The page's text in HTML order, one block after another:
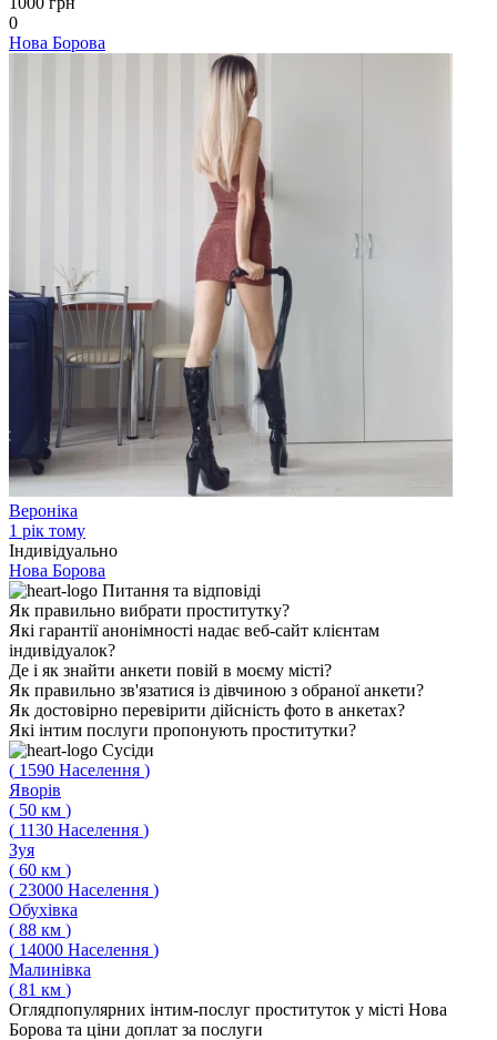
0
Нова Борова
Вероніка
1 рік тому
Індивідуально
Нова Борова
Питання та відповіді
Як правильно вибрати проститутку?
Які гарантії анонімності надає веб-сайт клієнтам
індивідуалок?
Де і як знайти анкети повій в моєму місті?
Як правильно зв'язатися із дівчиною з обраної анкети?
Як достовірно перевірити дійсність фото в анкетах?
Які інтим послуги пропонують проститутки?
Сусіди
( 1590 Населення )
Яворів
( 50 км )
( 1130 Населення )
Зуя
( 60 км )
( 23000 Населення )
Обухівка
( 88 км )
( 14000 Населення )
Малинівка
( 81 км )
Оглядпопулярних інтим-послуг проституток у місті Нова
Борова та ціни доплат за послуги